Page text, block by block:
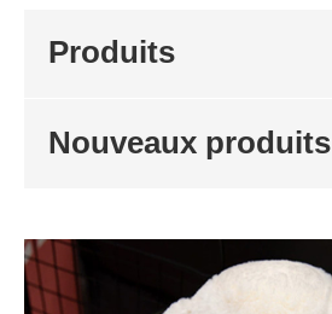
Produits
Nouveaux produits